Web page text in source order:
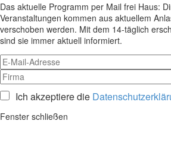
Das aktuelle Programm per Mail frei Haus:
Veranstaltungen kommen aus aktuellem
verschoben werden. Mit dem 14-täglich
sind sie immer aktuell informiert.
Ich akzeptiere die
Fenster schließen